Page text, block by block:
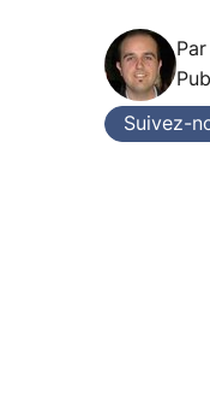
Par
Suivez-